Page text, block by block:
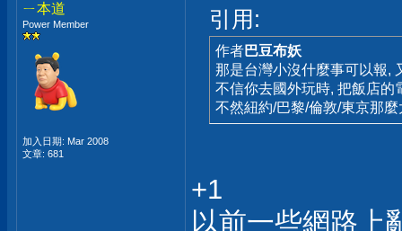
ㄧ本道
Power Member
加入日期: Mar 2008
文章: 681
引用:
作者巴豆布妖
那是台灣小沒什麼事可以報,
不信你去國外玩時, 把飯店的
不然紐約/巴黎/倫敦/東京那
+1
以前一些網路上